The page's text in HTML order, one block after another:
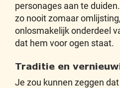
personages aan te
zo nooit zomaar
onlosmakelijk onderdeel
dat hem voor ogen staat.
Traditie en
Je zou kunnen zeggen dat